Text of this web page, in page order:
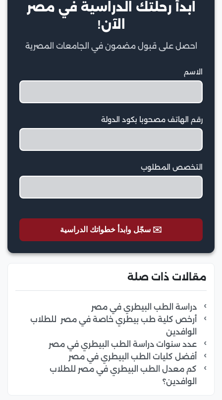
ابدأ رحلتك الدراسية في مصر
الآن!
احصل على قبول مضمون في الجامعات المصرية
الاسم
رقم الهاتف مصحوبا بكود الدولة
التخصص المطلوب
✉️ سجّل وابدأ خطواتك الدراسية
مقالات ذات صلة
دراسة الطب البيطري في مصر
أرخص كلية طب بيطري خاصة في مصر للطلاب
الوافدين
عدد سنوات دراسة الطب البيطري في مصر
أفضل كليات الطب البيطري في مصر
كم معدل الطب البيطري في مصر للطلاب
الوافدين؟